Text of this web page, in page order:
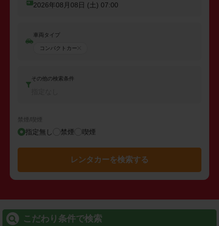
2026年08月08日 (土) 07:00
車両タイプ
コンパクトカー
その他の検索条件
禁煙/喫煙
指定無し 禁煙 喫煙
レンタカーを検索する
こだわり条件で検索